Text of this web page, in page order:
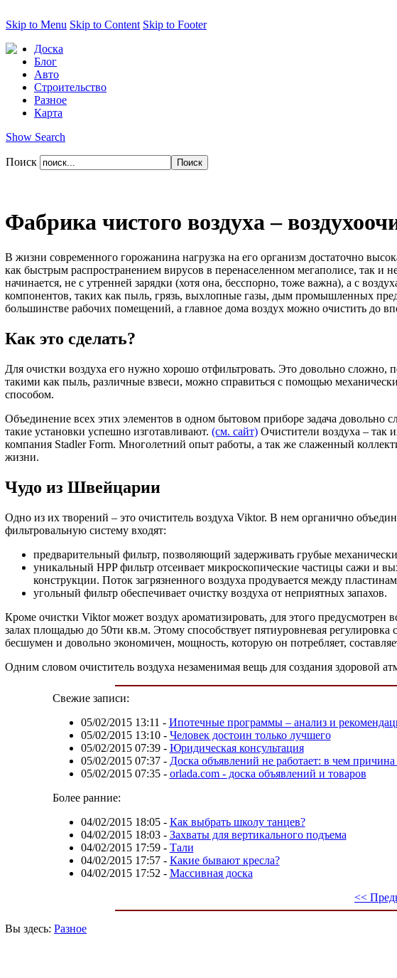
Skip to Menu Skip to Content Skip to Footer
Доска
Блог
Авто
Строительство
Разное
Карта
Show Search
Поиск
Фабрика чистого воздуха –
В жизни современного горожанина нагрузка на его организм достаточно
как быстрым распространением вирусов в перенаселенном мегаполисе, так и
начинается, не с утренней зарядки (хотя она, бесспорно, тоже важна), а с
компонентов, таких как пыль, грязь, выхлопные газы, дым промышленных
большинстве рабочих помещений, а главное дома воздух можно очистить до
Как это сделать?
Для очистки воздуха его нужно хорошо отфильтровать. Это довольно сложно,
такими как пыль, различные взвеси, можно справиться с помощью
способом.
Объединение всех этих элементов в одном бытовом приборе задача
такие установки успешно изготавливают. (см. сайт) Очистители воздуха – так
компания Stadler Form. Многолетний опыт работы, а так же слаженный
жизни.
Чудо из Швейцарии
Одно из их творений – это очиститель воздуха Viktor. В нем органично
фильтровальную систему входят:
предварительный фильтр, позволяющий задерживать грубые
уникальный HPP фильтр отсеивает микроскопические частицы сажи и
конструкции. Поток загрязненного воздуха продувается между
угольный фильтр обеспечивает очистку воздуха от неприятных запахов.
Кроме очистки Viktor может воздух ароматизировать, для этого
залах площадью до 50ти кв.м. Этому способствует пятиуровневая
бесшумен и довольно экономичен, мощность, которую он потребляет,
Одним словом очиститель воздуха незаменимая вещь для создания здоровой
Свежие записи:
05/02/2015 13:11 - Ипотечные программы – анализ и
05/02/2015 13:10- Человек достоин только лучшего
05/02/2015 07:39- Юридическая консультация
05/02/2015 07:37- Доска объявлений не работает: в чем
05/02/2015 07:35- orlada.com - доска объявлений и товаров
Более ранние:
04/02/2015 18:05- Как выбрать школу танцев?
04/02/2015 18:03- Захваты для вертикального подъема
04/02/2015 17:59- Тали
04/02/2015 17:57- Какие бывают кресла?
04/02/2015 17:52 - Массивная доска
<<
Вы здесь: Разное